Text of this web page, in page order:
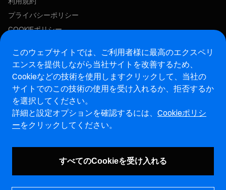
プライバシーポリシー
COOKIEポリシー
この求人に応募する
アフターマーケットウェブサイト
マレリ・インテグリティホットライン・ウェブサイト
脆弱性報告ページ (ENG)
このウェブサイトでは、ご利用者様に最高のエクスペリ
エンスを提供しながら当社サイトを改善するため、
Cookieなどの技術を使用しますクリックして、当社の
サイトでのこの技術の使用を受け入れるか、拒否するか
を選択してください。
詳細と設定オプションを確認するには、 Cookieポリシ
ーをクリックしてください。
すべてのCookieを受け入れる